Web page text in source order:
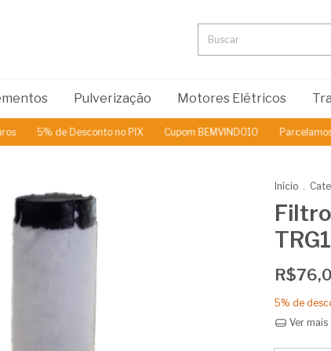
Pulverização Motores Elétricos
5% de Desconto no PIX Cupom BEMVINDO10 Parcelamos
Início .
5% de
Ver